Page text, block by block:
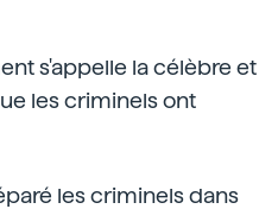
s'appelle la célèbre et
les criminels ont
les criminels dans